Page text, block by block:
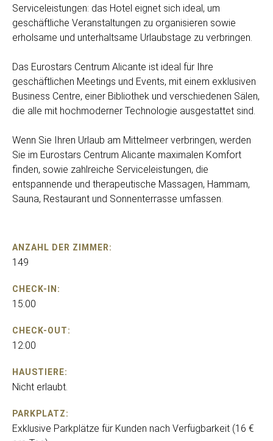
Serviceleistungen: das Hotel eignet sich ideal, um
geschäftliche Veranstaltungen zu organisieren sowie
erholsame und unterhaltsame Urlaubstage zu verbringen.
Das Eurostars Centrum Alicante ist ideal für Ihre
geschäftlichen Meetings und Events, mit einem exklusiven
Business Centre, einer Bibliothek und verschiedenen Sälen,
die alle mit hochmoderner Technologie ausgestattet sind.
Wenn Sie Ihren Urlaub am Mittelmeer verbringen, werden
Sie im Eurostars Centrum Alicante maximalen Komfort
finden, sowie zahlreiche Serviceleistungen, die
entspannende und therapeutische Massagen, Hammam,
Sauna, Restaurant und Sonnenterrasse umfassen.
ANZAHL DER ZIMMER:
149
CHECK-IN:
15:00
CHECK-OUT:
12:00
HAUSTIERE:
Nicht erlaubt.
PARKPLATZ:
Exklusive Parkplätze für Kunden nach Verfügbarkeit (16 €